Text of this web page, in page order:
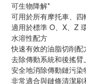
可生物降解*
可用於所有摩托車、
適用於標準 O、X、Z
水溶性配方
快速有效的油脂切削配
去除傳動系統和後搖
安全地消除傳動鏈污染
非常適合與鏈條清潔